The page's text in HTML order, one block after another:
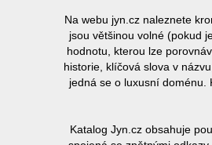
Na webu jyn.cz naleznete
jsou většinou volné (pokud
hodnotu, kterou lze
historie, klíčová slova v
jedná se o luxusní doménu.
Katalog Jyn.cz obsahuje